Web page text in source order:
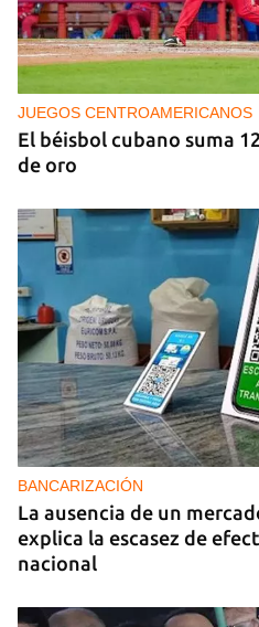
PODCAST
Cafecito informativo del
2026
JUEGOS CENTROAMERICANOS
El béisbol cubano suma
de oro
BANCARIZACIÓN
La ausencia de un
explica la escasez de
nacional